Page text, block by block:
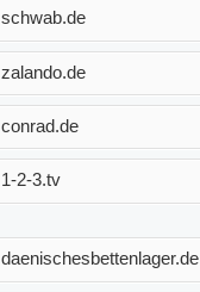
schwab.de
zalando.de
conrad.de
1-2-3.tv
daenischesbettenlager.de